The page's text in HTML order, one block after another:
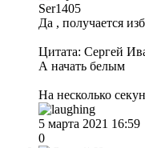
Ser1405
Да , получается
Цитата: Сергей
А начать белым
На несколько
5 марта 2021 16:59
0